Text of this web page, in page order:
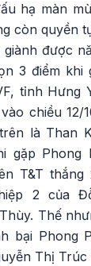
hạ màn
còn quyền
được
3 điểm khi
tỉnh Hưng
chiều 12/
là Than
gặp Phong
T&T
2 của
Thế
bại Phong
Thị Trúc